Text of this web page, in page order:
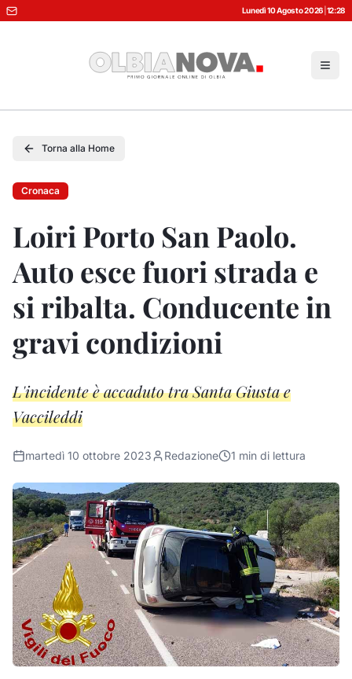
Lunedì 10 Agosto 2026 12:28
Torna alla Home
Cronaca
Loiri Porto San Paolo.
Auto esce fuori strada e
si ribalta. Conducente in
gravi condizioni
L'incidente è accaduto tra Santa Giusta e
Vaccileddi
martedì 10 ottobre 2023 Redazione 1 min di lettura